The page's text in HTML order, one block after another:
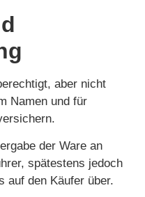
aber nicht
Namen und für
der Ware an
spätestens jedoch
auf den Käufer über.